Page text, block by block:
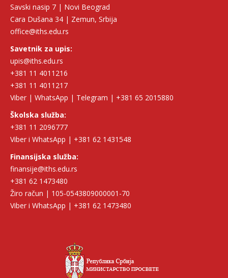
Savski nasip 7 | Novi Beograd
Cara Dušana 34 | Zemun, Srbija
office@iths.edu.rs
Savetnik za upis:
upis@iths.edu.rs
+381 11 4011216
+381 11 4011217
Viber | WhatsApp | Telegram | +381 65 2015880
Školska služba:
+381 11 2096777
Viber i WhatsApp | +381 62 1431548
Finansijska služba:
finansije@iths.edu.rs
+381 62 1473480
Žiro račun | 105-0543809000001-70
Viber i WhatsApp | +381 62 1473480